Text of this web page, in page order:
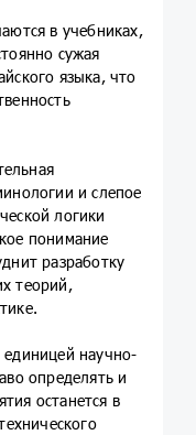
в учебниках,
сужая
языка, что
и слепое
логики
понимание
разработку
теорий,
единицей научно-
определять и
останется в